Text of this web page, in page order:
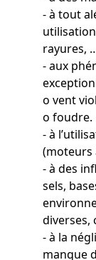
- à tout
rayures,
- aux
o vent
o foudre.
- à
(moteurs
- à des
sels,
diverses,
- à la
manque